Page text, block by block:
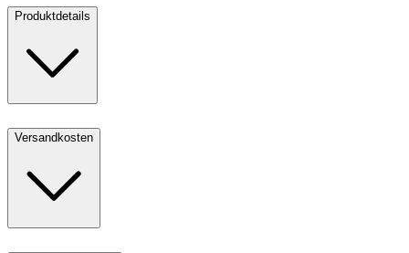
Produktdetails
Versandkosten